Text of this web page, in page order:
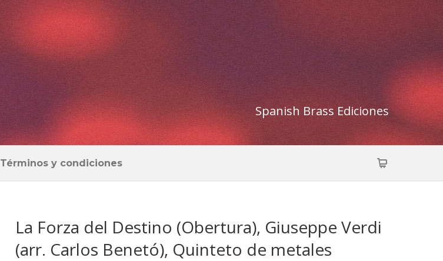
Spanish Brass Ediciones
Términos y condiciones
La Forza del Destino (Obertura), Giuseppe Verdi
(arr. Carlos Benetó), Quinteto de metales